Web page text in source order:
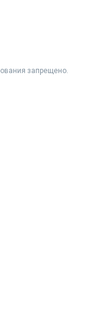
запрещено.